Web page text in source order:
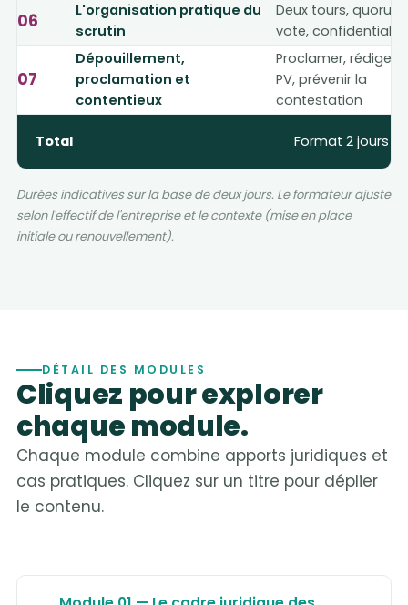
06
L'organisation pratique du
scrutin
Deux tours, quorum,
vote, confidentialité
07
Dépouillement,
proclamation et
contentieux
Proclamer, rédiger
PV, prévenir la
contestation
Total Format 2 jours
Durées indicatives sur la base de deux jours. Le formateur ajuste
selon l'effectif de l'entreprise et le contexte (mise en place
initiale ou renouvellement).
DÉTAIL DES MODULES
Cliquez pour explorer
chaque module.
Chaque module combine apports juridiques et
cas pratiques. Cliquez sur un titre pour déplier
le contenu.